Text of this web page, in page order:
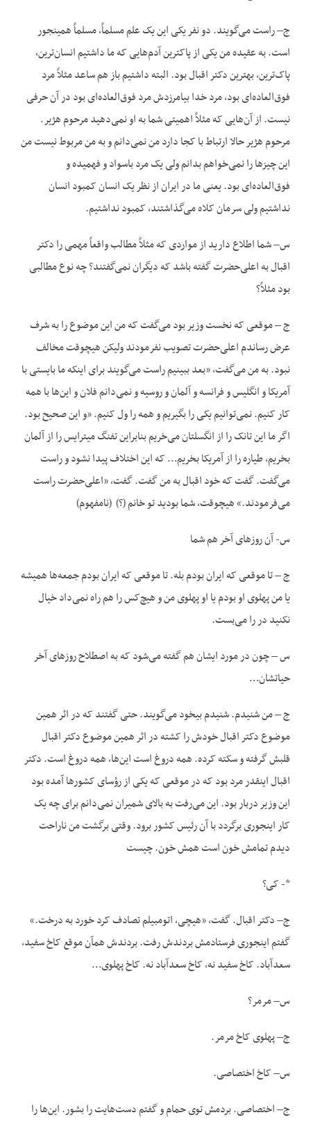
ج– راست می‌گویند. دو نفر یکی این یک علم مسلماً، مسلماً همینجور
است. به عقیده من یکی از پاکترین آدم‌هایی که ما داشتیم انسان‌ترین،
پاک‌ترین، بهترین دکتر اقبال بود. البته داشتیم باز هم ساعد مثلاً مرد
فوق‌العاده‌ای بود، مرد خدا بیامرزدش مرد فوق‌العاده‌ای بود در آن حرفی
نیست. از آن‌هایی که مثلاً اهمیتی شما به او نمی‌دهید مرحوم هژیر.
مرحوم هژیر حالا ارتباط با کجا دارد من نمی‌دانم و به من مربوط نیست من
این چیزها را نمی‌خواهم بدانم ولی یک مرد باسواد و فهمیده و
فوق‌العاده‌ای بود. یعنی ما در ایران از نظر یک انسان کمبود انسان
نداشتیم ولی سرمان کلاه می‌گذاشتند، کمبود نداشتیم.
س– شما اطلاع دارید از مواردی که مثلاً مطالب واقعاً مهمی را دکتر
اقبال به اعلی‌حضرت گفته باشد که دیگران نمی‌گفتند؟ چه نوع مطالبی
بود مثلاً؟
ج – موقعی که نخست وزیر بود می‌گفت که من این موضوع را به شرف
عرض رساندم اعلی‌حضرت تصویب نفرمودند ولیکن هیچوقت مخالف
نبود. به من می‌گفت، «بعد ببینیم راست می‌گویند برای اینکه ما بایستی با
آمریکا و انگلیس و فرانسه و آلمان و روسیه و نمی‌دانم فلان و این‌ها با همه
کار کنیم. نمی‌توانیم یکی را بگیریم و همه را ول کنیم. «و این صحیح بود.
اگر ما این تانک را از انگسلتان می‌خریم بنابراین تفنگ میترایس را از آلمان
بخریم، طیاره را از آمریکا بخریم… که این اختلاف پیدا نشود و راست
می‌گفت. گفت که خود اقبال به من گفت. گفت، «اعلی‌حضرت راست
می‌فرمودند.» هیچوقت، شما بودید تو خانم (؟) (نامفهوم)
س- آن روزهای آخر هم شما
ج – تا موقعی که ایران بودم بله. تا موقعی که ایران بودم جمعه‌ها همیشه
یا من پهلوی او بودم یا او پهلوی من و هیچ‌کس را هم راه نمی‌داد خیال
نکنید در را می‌بست.
س – چون در مورد ایشان هم گفته می‌شود که به اصطلاح روزهای آخر
حیاتشان…
ج – من شنیدم. شنیدم بیخود می‌گویند. حتی گفتند که در اثر همین
موضوع دکتر اقبال خودش را کشته در اثر همین موضوع دکتر اقبال
قلبش گرفته و سکته کرده. همه دروغ است این‌ها، همه دروغ است. دکتر
اقبال اینقدر مرد بود که در موقعی که یکی از رؤسای کشورها آمده بود
این وزیر دربار بود. این می‌رفت به بالای شمیران نمی‌دانم برای چه یک
کار اینجوری برگردد با آن رئیس کشور برود. وقتی برگشت من ناراحت
دیدم تمامش خون است همش خون. چیست
*- کی؟
ج– دکتر اقبال. گفت، «هیچی، اتومبیلم تصادف کرد خورد به درخت.»
گفتم اینجوری فرستادمش بردندش رفت. بردندش همآن موقع کاخ سفید،
سعدآباد. کاخ سفید نه، کاخ سعدآباد نه. کاخ پهلوی…
س– مرمر؟
ج– پهلوی کاخ مرمر.
س– کاخ اختصاصی.
ج– اختصاصی. بردمش توی حمام و گفتم دست‌هایت را بشور. این‌ها را